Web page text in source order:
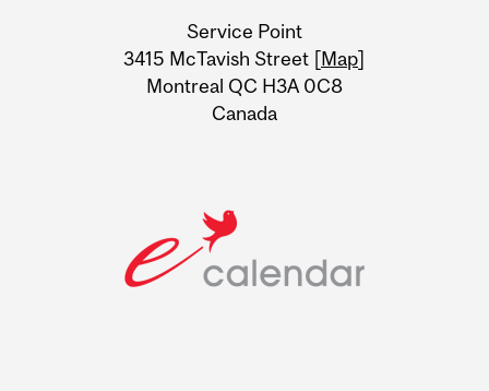
Information
Service Point
3415 McTavish Street [Map]
Montreal QC H3A 0C8
Canada